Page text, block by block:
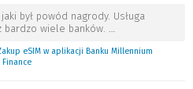
był powód nagrody. Usługa
wiele banków. …
eSIM w aplikacji Banku Millennium